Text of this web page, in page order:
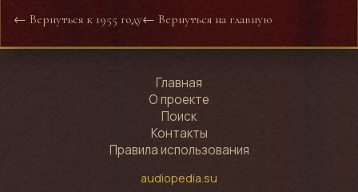
← Вернуться к 1955 году← Вернуться на главную
Главная
О проекте
Поиск
Контакты
Правила использования
audiopedia.su